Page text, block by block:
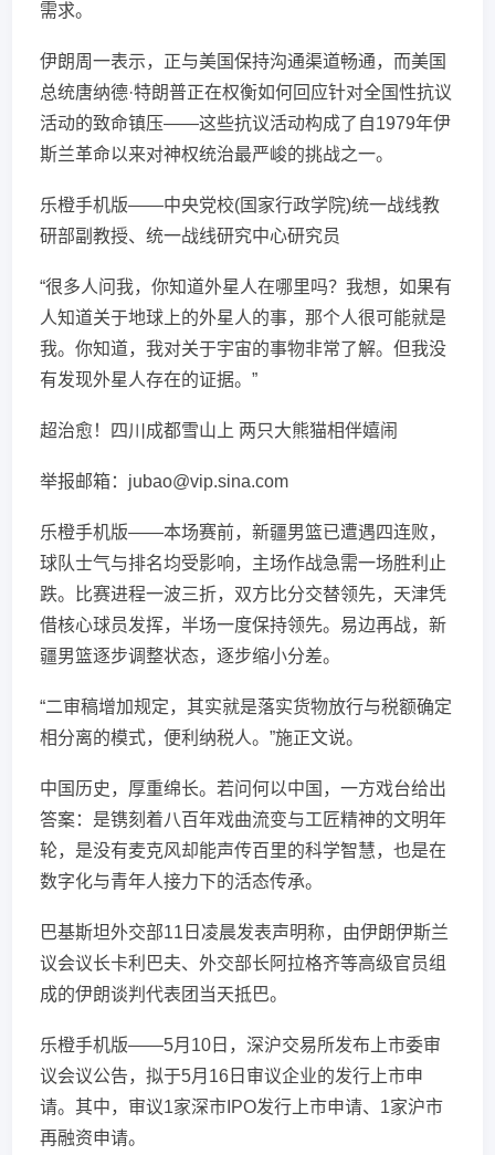
需求。
伊朗周一表示，正与美国保持沟通渠道畅通，而美国
总统唐纳德·特朗普正在权衡如何回应针对全国性抗议
活动的致命镇压——这些抗议活动构成了自1979年伊
斯兰革命以来对神权统治最严峻的挑战之一。
乐橙手机版——中央党校(国家行政学院)统一战线教
研部副教授、统一战线研究中心研究员
“很多人问我，你知道外星人在哪里吗？我想，如果有
人知道关于地球上的外星人的事，那个人很可能就是
我。你知道，我对关于宇宙的事物非常了解。但我没
有发现外星人存在的证据。”
超治愈！四川成都雪山上 两只大熊猫相伴嬉闹
举报邮箱：jubao@vip.sina.com
乐橙手机版——本场赛前，新疆男篮已遭遇四连败，
球队士气与排名均受影响，主场作战急需一场胜利止
跌。比赛进程一波三折，双方比分交替领先，天津凭
借核心球员发挥，半场一度保持领先。易边再战，新
疆男篮逐步调整状态，逐步缩小分差。
“二审稿增加规定，其实就是落实货物放行与税额确定
相分离的模式，便利纳税人。”施正文说。
中国历史，厚重绵长。若问何以中国，一方戏台给出
答案：是镌刻着八百年戏曲流变与工匠精神的文明年
轮，是没有麦克风却能声传百里的科学智慧，也是在
数字化与青年人接力下的活态传承。
巴基斯坦外交部11日凌晨发表声明称，由伊朗伊斯兰
议会议长卡利巴夫、外交部长阿拉格齐等高级官员组
成的伊朗谈判代表团当天抵巴。
乐橙手机版——5月10日，深沪交易所发布上市委审
议会议公告，拟于5月16日审议企业的发行上市申
请。其中，审议1家深市IPO发行上市申请、1家沪市
再融资申请。